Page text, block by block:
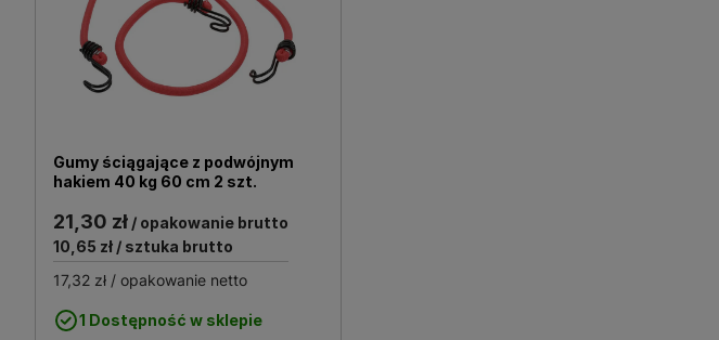
Gumy ściągające z podwójnym
hakiem 40 kg 60 cm 2 szt.
21,30 zł/ opakowanie brutto
10,65 zł/ sztuka brutto
17,32 zł/ opakowanie netto
1 Dostępność w sklepie